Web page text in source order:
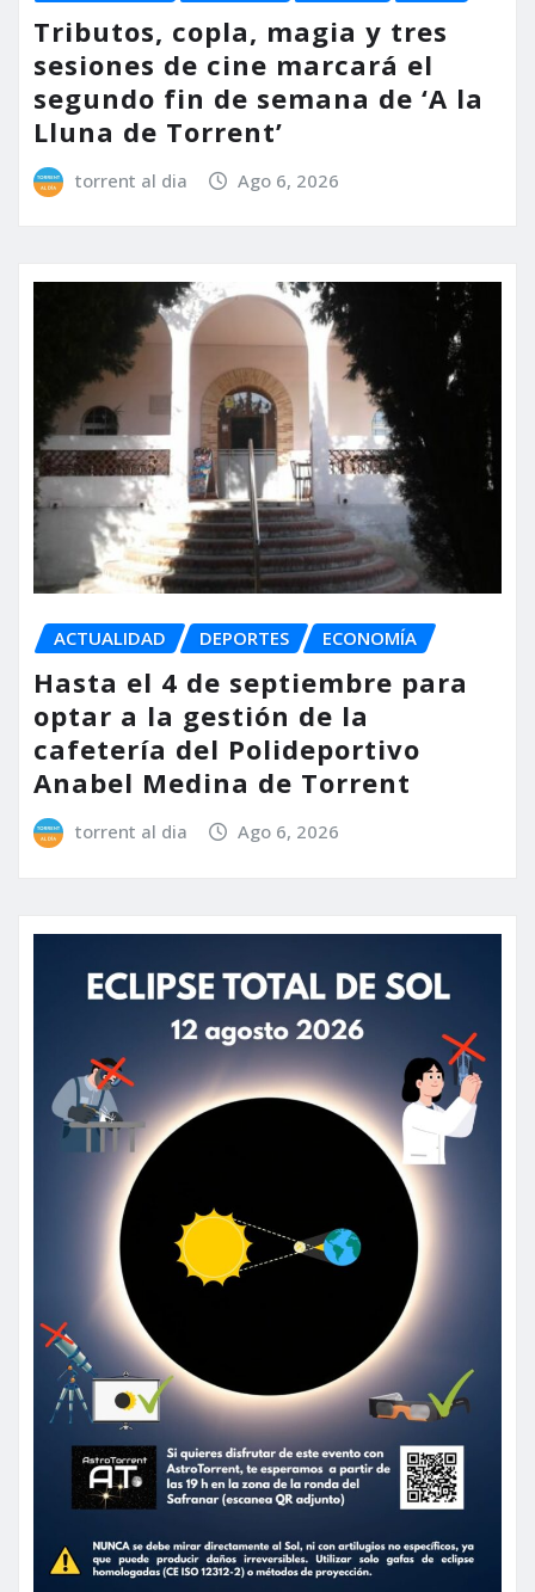
Tributos, copla, magia y tres
sesiones de cine marcará el
segundo fin de semana de ‘A la
Lluna de Torrent’
torrent al dia Ago 6, 2026
ACTUALIDAD DEPORTES ECONOMÍA
Hasta el 4 de septiembre para
optar a la gestión de la
cafetería del Polideportivo
Anabel Medina de Torrent
torrent al dia Ago 6, 2026